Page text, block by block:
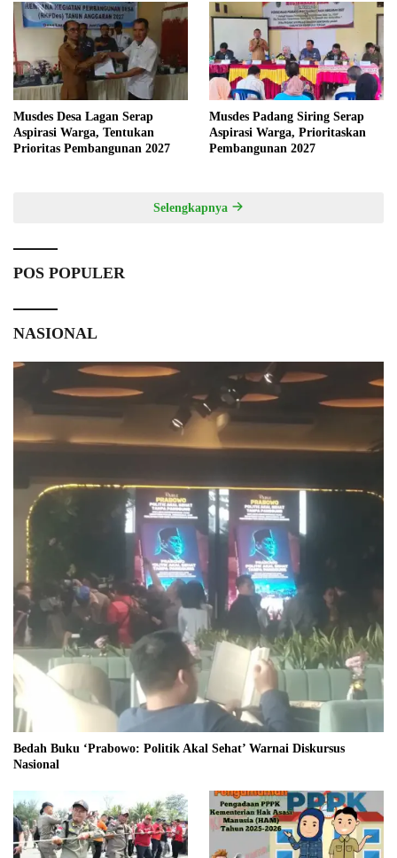
Musdes Desa Lagan Serap
Aspirasi Warga, Tentukan
Prioritas Pembangunan 2027
Musdes Padang Siring Serap
Aspirasi Warga, Prioritaskan
Pembangunan 2027
Selengkapnya
POS POPULER
NASIONAL
Bedah Buku ‘Prabowo: Politik Akal Sehat’ Warnai Diskursus
Nasional